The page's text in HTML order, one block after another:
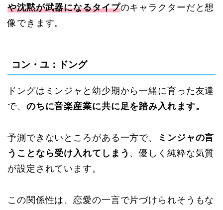
や沈黙が武器になるタイプのキャラクターだと想
像できます。
コン・ユ：ドング
ドングはミンジャと幼少期から一緒に育った友達
で、 のちに音楽産業に共に足を踏み入れます。
予測できないところがある一方で、
ミンジャの言
うことなら受け入れてしまう 、優しく純粋な気質
が設定されています。
この関係性は、恋愛の一言で片づけられそうもな